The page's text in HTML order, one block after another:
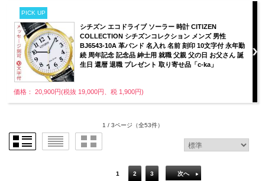
PICK UP
シチズン エコドライブ ソーラー 時計 CITIZEN
COLLECTION シチズンコレクション メンズ 男性
BJ6543-10A 革バンド 名入れ 名前 刻印 10文字付 永年勤
続 周年記念 記念品 紳士用 就職 父親 父の日 お父さん 誕
生日 還暦 退職 プレゼント 取り寄せ品「c-ka」
価格： 20,900円(税抜 19,000円、税 1,900円)
1 / 3ページ （全53件）
1 2 3 次へ